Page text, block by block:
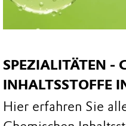
SPEZIALITÄTEN -
INHALTSSTOFFE
Hier erfahren Sie